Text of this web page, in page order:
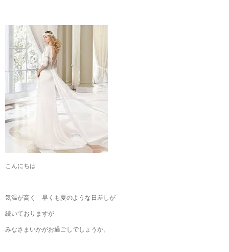
こんにちは
気温が高く 早くも夏のような日差しが
続いておりますが
みなさまいかがお過ごしでしょうか。